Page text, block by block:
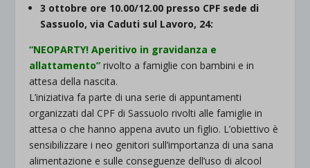
3 ottobre ore 10.00/12.00 presso CPF sede di
Sassuolo, via Caduti sul Lavoro, 24:
“NEOPARTY! Aperitivo in gravidanza e
allattamento” rivolto a famiglie con bambini e in
attesa della nascita.
L’iniziativa fa parte di una serie di appuntamenti
organizzati dal CPF di Sassuolo rivolti alle famiglie in
attesa o che hanno appena avuto un figlio. L’obiettivo è
sensibilizzare i neo genitori sull’importanza di una sana
alimentazione e sulle conseguenze dell’uso di alcool